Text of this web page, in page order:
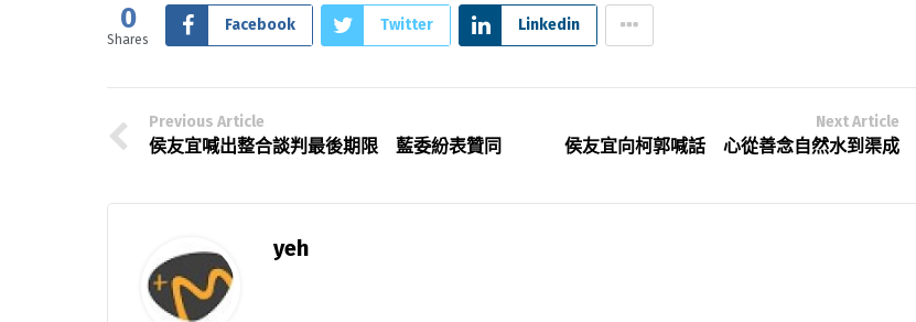
0
Shares
Facebook Twitter Linkedin
Previous Article
侯友宜喊出整合談判最後期限 藍委紛表贊同
Next Article
侯友宜向柯郭喊話 心從善念自然水到渠成
yeh